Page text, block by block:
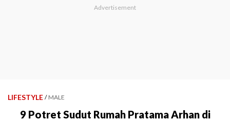
LIFESTYLE / MALE
9 Potret Sudut Rumah Pratama Arhan di